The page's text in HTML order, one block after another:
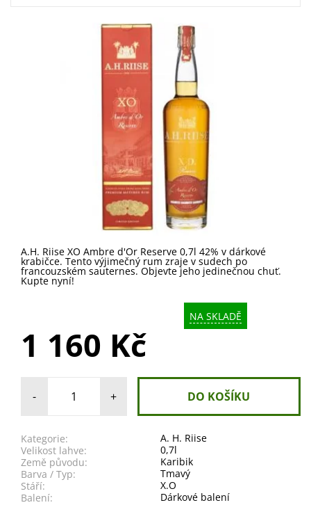
A.H. Riise XO Ambre d'Or Reserve 0,7l 42% v dárkové
krabičce. Tento výjimečný rum zraje v sudech po
francouzském sauternes. Objevte jeho jedinečnou chuť.
Kupte nyní!
NA SKLADĚ
1 160 Kč
- +
Kategorie:
A. H. Riise
Velikost lahve:
0,7l
Země původu:
Karibik
Barva / Typ:
Tmavý
Stáří:
X.O
Balení:
Dárkové balení